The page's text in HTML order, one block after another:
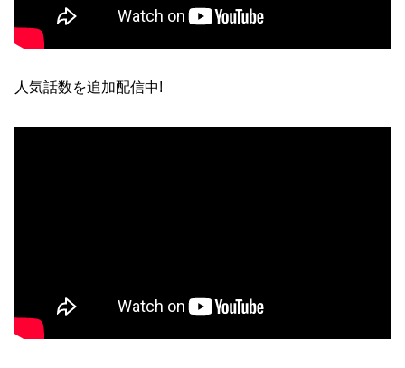
人気話数を追加配信中!